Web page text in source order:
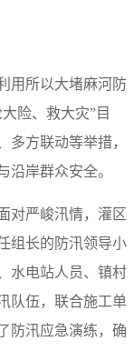
用所以大堵麻河防
险、救大灾”目
多方联动等举措，
沿岸群众安全。
对严峻汛情，灌区
组长的防汛领导小
水电站人员、镇村
队伍，联合施工单
防汛应急演练，确